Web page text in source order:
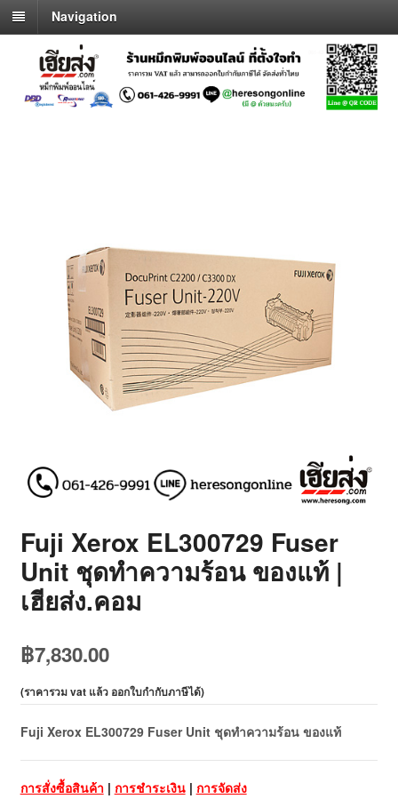
Navigation
Fuji Xerox EL300729 Fuser
Unit ชุดทำความร้อน ของแท้ |
เฮียส่ง.คอม
฿7,830.00
(ราคารวม vat แล้ว ออกใบกำกับภาษีได้)
Fuji Xerox EL300729 Fuser Unit ชุดทำความร้อน ของแท้
การสั่งซื้อสินค้า | การชำระเงิน| การจัดส่ง